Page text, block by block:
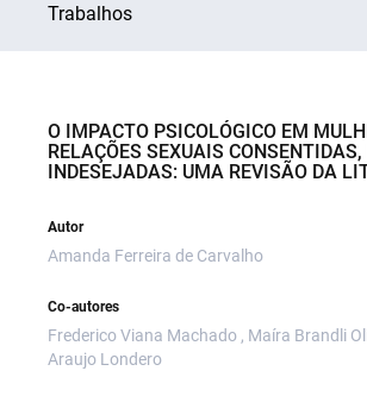
Trabalhos
O IMPACTO PSICOLÓGICO EM
RELAÇÕES SEXUAIS
INDESEJADAS: UMA REVISÃO DA
Autor
Amanda Ferreira de Carvalho
Co-autores
Frederico Viana Machado , Maíra Brandli
Araujo Londero